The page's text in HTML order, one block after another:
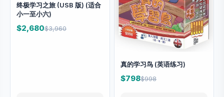
终极学习之旅 (USB 版) (适合
小一至小六)
$2,680$3,960
真的学习鸟 (英语练习)
$798$998